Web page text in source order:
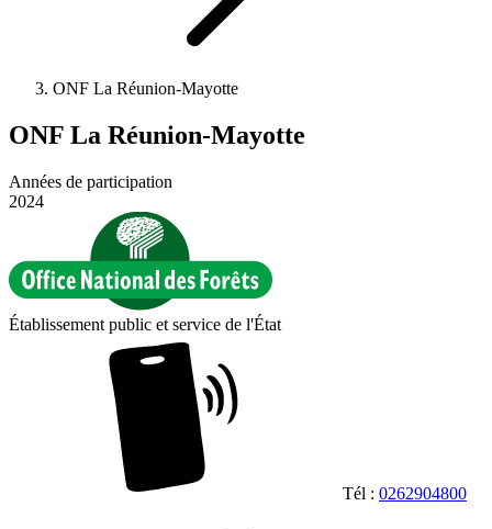
ONF La Réunion-Mayotte
ONF La Réunion-Mayotte
Années de participation
2024
Établissement public et service de l'État
Tél : 0262904800